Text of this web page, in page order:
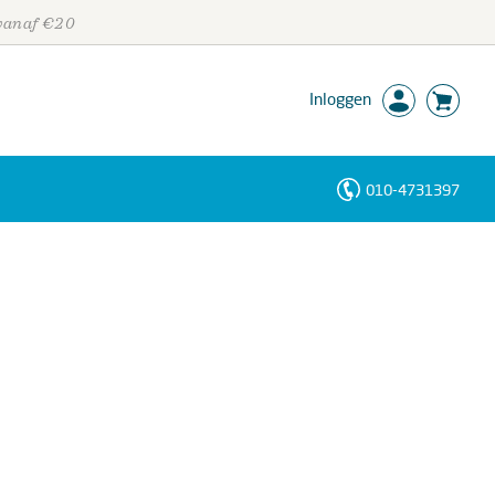
€20
Inloggen
010-4731397
Personen